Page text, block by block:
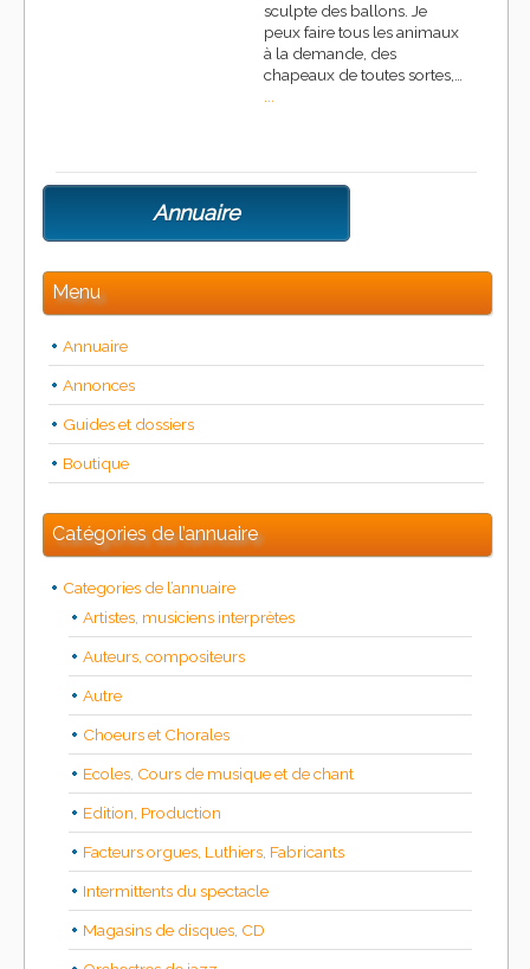
sculpte des ballons. Je
peux faire tous les animaux
à la demande, des
chapeaux de toutes sortes,…
...
Annuaire
Menu
Annuaire
Annonces
Guides et dossiers
Boutique
Catégories de l’annuaire
Categories de l’annuaire
Artistes, musiciens interprètes
Auteurs, compositeurs
Autre
Choeurs et Chorales
Ecoles, Cours de musique et de chant
Edition, Production
Facteurs orgues, Luthiers, Fabricants
Intermittents du spectacle
Magasins de disques, CD